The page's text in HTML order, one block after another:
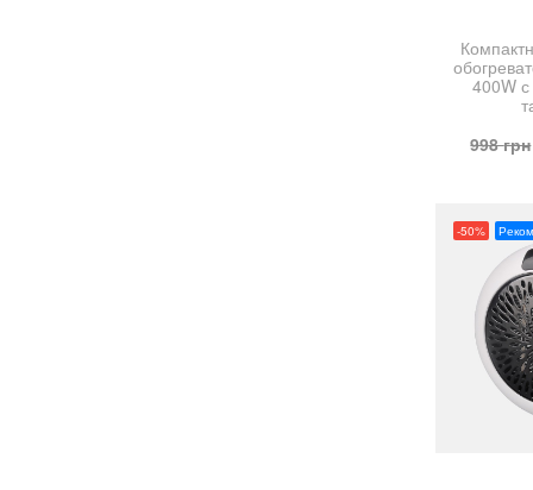
400W
998грн
-50%